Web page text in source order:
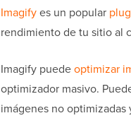
Imagifyes un popular
rendimiento de tu sitio al
Imagify puedeoptimizar
optimizador masivo.
imágenes no